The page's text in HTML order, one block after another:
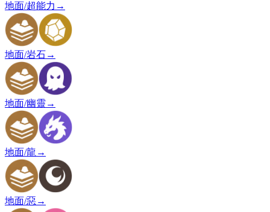
地面/超能力 →
地面/岩石→
地面/幽靈 →
地面/龍 →
地面/惡→